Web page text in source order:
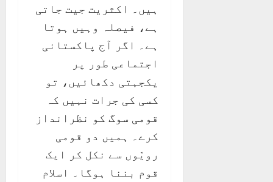
ہیں۔ اکثریت جیت جاتی
ہے، فیصلہ وہیں ہوتا
ہے۔ اگر آج پاکستانی
اجتماعی طور پر
یکجہتی دکھائیں، تو
کسی کی جرات نہیں کہ
قومی سوگ کو نظرانداز
کرے۔ ہمیں دو قومی
رویّوں سے نکل کر ایک
قوم بننا ہوگا۔ اسلام